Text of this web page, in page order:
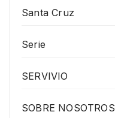
Santa Cruz
Serie
SERVIVIO
SOBRE NOSOTROS